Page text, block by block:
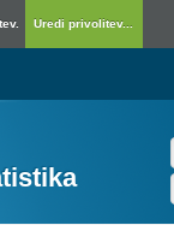
Uredi privolitev...